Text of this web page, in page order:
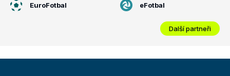
EuroFotbal eFotbal
Další partneři